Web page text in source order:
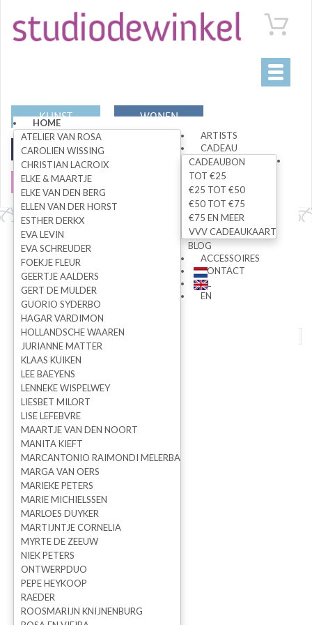
Toggle
HOME
ARTISTS
ATELIER VAN ROSA
CAROLIEN WISSING
CHRISTIAN LACROIX
ELKE & MAARTJE
ELKE VAN DEN BERG
ELLEN VAN DER HORST
ESTHER DERKX
EVA LEVIN
EVA SCHREUDER
FOEKJE FLEUR
GEERTJE AALDERS
GERT DE MULDER
GUORIO SYDERBO
HAGAR VARDIMON
HOLLANDSCHE WAAREN
JURIANNE MATTER
KLAAS KUIKEN
LEE BAEYENS
LENNEKE WISPELWEY
LIESBET MILORT
LISE LEFEBVRE
MAARTJE VAN DEN NOORT
MANITA KIEFT
MARCANTONIO RAIMONDI MELERBA
MARGA VAN OERS
MARIEKE PETERS
MARIE MICHIELSSEN
MARLOES DUYKER
MARTIJNTJE CORNELIA
MYRTE DE ZEEUW
NIEK PETERS
ONTWERPDUO
PEPE HEYKOOP
RAEDER
ROOSMARIJN KNIJNENBURG
CADEAU
CADEAUBON
TOT €25
€25 TOT €50
€50 TOT €75
€75 EN MEER
VVV CADEAUKAART
BLOG
ACCESSOIRES
CONTACT
NL
EN
KUNST WONEN
MODE
SALE
ZOEK
terug naar overzicht
Paradise bord Together
Esther Derkx